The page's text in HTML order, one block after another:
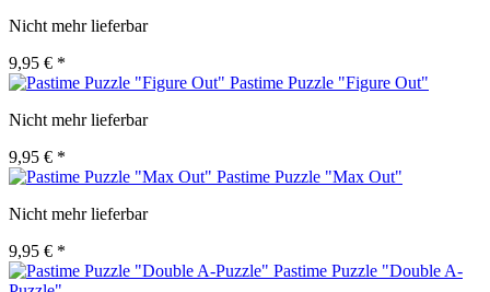
Nicht mehr lieferbar
9,95 € *
Pastime Puzzle "Figure Out"
Nicht mehr lieferbar
9,95 € *
Pastime Puzzle "Max Out"
Nicht mehr lieferbar
9,95 € *
Pastime Puzzle "Double A-